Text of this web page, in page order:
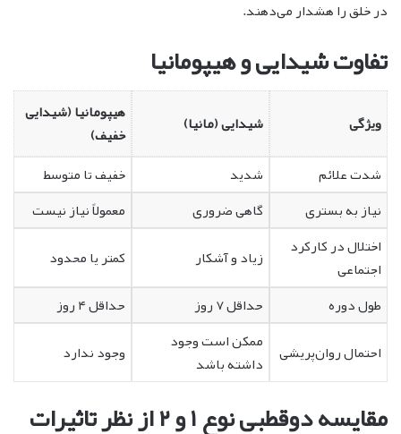
در خلق را هشدار می‌دهند.
تفاوت شیدایی و هیپومانیا
ویژگی شیدایی (مانیا)
هیپومانیا (شیدایی
خفیف)
شدت علائم
شدید
خفیف تا متوسط
نیاز به بستری
گاهی ضروری
معمولاً نیاز نیست
اختلال در کارکرد
اجتماعی
زیاد و آشکار
کمتر یا محدود
طول دوره
حداقل ۷ روز
حداقل ۴ روز
احتمال روان‌پریشی
ممکن است وجود
داشته باشد
وجود ندارد
مقایسه دوقطبی نوع ۱ و ۲ از نظر تاثیرات